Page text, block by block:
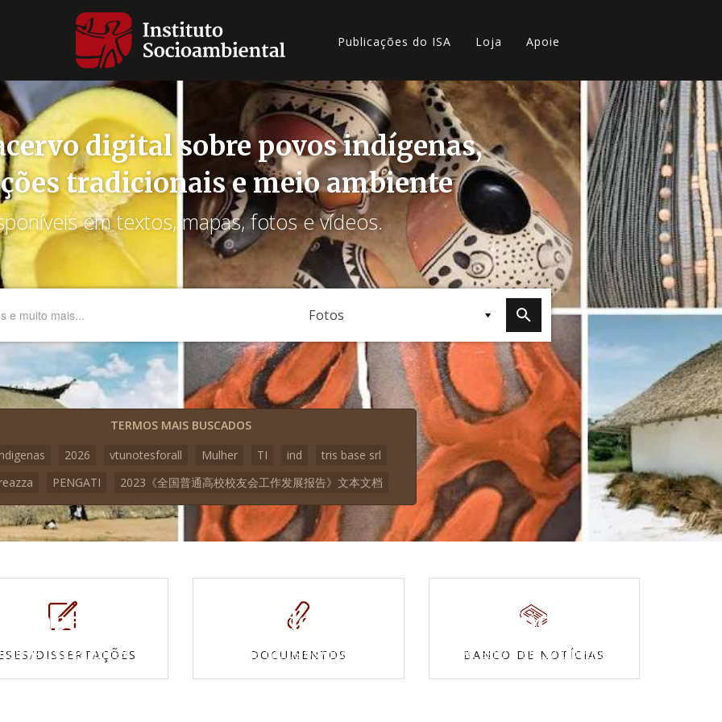
Publicações do ISA Loja Apoie
digital sobre povos indígenas,
tradicionais e meio ambiente
em textos, mapas, fotos e vídeos.
Fotos
TERMOS MAIS BUSCADOS
2026 vtunotesforall Mulher TI ind
tris base srl
PENGATI 2023《全国普通高校校友会工作发展报告》文本文档
DISSERTAÇÕES DOCUMENTOS BANCO DE NOTÍCIAS
Mapas e
topográficas
Vídeos
Veja todos os vídeos
Povos Indígenas
Acesse a enciclopédia